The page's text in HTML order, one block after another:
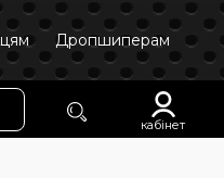
Дропшиперам
кабінет